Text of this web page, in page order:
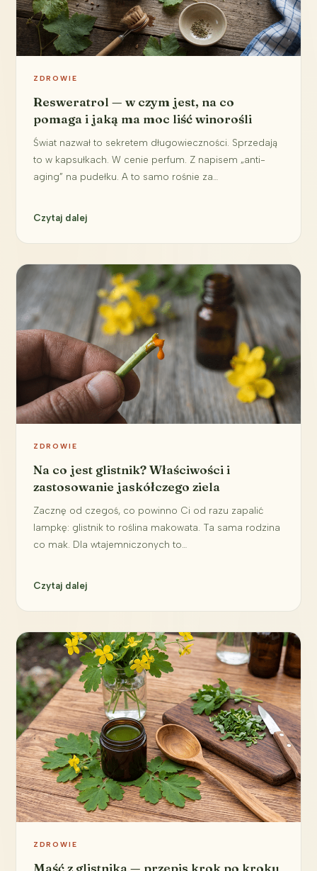
ZDROWIE
Resweratrol — w czym jest, na co
pomaga i jaką ma moc liść winorośli
Świat nazwał to sekretem długowieczności. Sprzedają
to w kapsułkach. W cenie perfum. Z napisem „anti-
aging” na pudełku. A to samo rośnie za…
Czytaj dalej
ZDROWIE
Na co jest glistnik? Właściwości i
zastosowanie jaskółczego ziela
Zacznę od czegoś, co powinno Ci od razu zapalić
lampkę: glistnik to roślina makowata. Ta sama rodzina
co mak. Dla wtajemniczonych to…
Czytaj dalej
ZDROWIE
Maść z glistnika — przepis krok po kroku